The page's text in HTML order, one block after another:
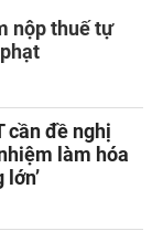
nộp thuế tự
cần đề nghị
làm hóa